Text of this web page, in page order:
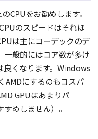
CPUをお勧めします。
のスピードはそれほ
は主にコーデックのデ
一般的にはコア数が多け
良くなります。Windows
AMDにするのもコスパ
GPUはあまりパ
めしません）。